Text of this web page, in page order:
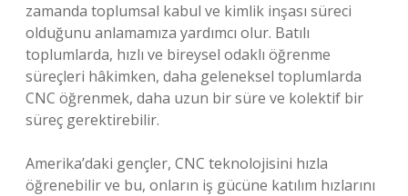
zamanda toplumsal kabul ve kimlik inşası süreci
olduğunu anlamamıza yardımcı olur. Batılı
toplumlarda, hızlı ve bireysel odaklı öğrenme
süreçleri hâkimken, daha geleneksel toplumlarda
CNC öğrenmek, daha uzun bir süre ve kolektif bir
süreç gerektirebilir.
Amerika’daki gençler, CNC teknolojisini hızla
öğrenebilir ve bu, onların iş gücüne katılım hızlarını